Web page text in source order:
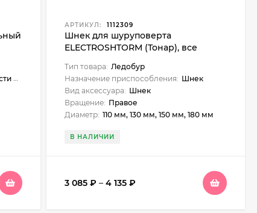
АРТИКУЛ: 1112309
Шнек для шуруповерта
ELECTROSHTORM (Тонар), все
Тип товара: Ледобур
Назначение приспособления: Шнек
Вид аксессуара: Шнек
Вращение: Правое
Диаметр: 110 мм, 130 мм, 150 мм, 180 мм
В НАЛИЧИИ
3 085 ₽ – 4 135 ₽